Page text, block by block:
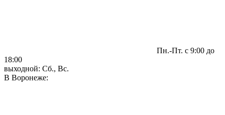
Пн.-Пт. с 9:00 до
18:00
выходной: Сб., Вс.
В Воронеже: